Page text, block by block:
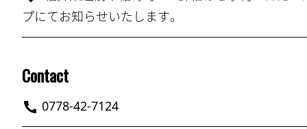
プにてお知らせいたします。
Contact
0778-42-7124